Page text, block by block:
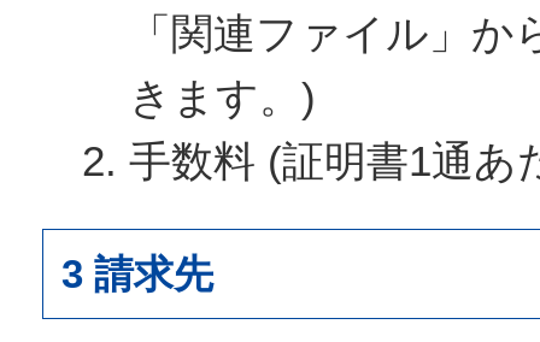
「関連ファイル」
きます。)
手数料 (証明書1通あ
3 請求先